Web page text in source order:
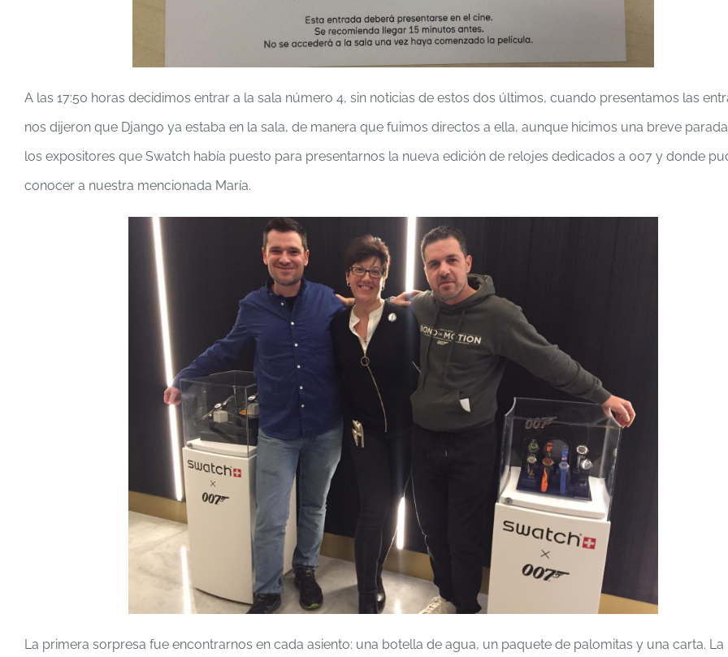
A las 17:50 horas decidimos entrar a la sala número 4, sin noticias de estos dos últimos, cuando presentamos las
nos dijeron que Django ya estaba en la sala, de manera que fuimos directos a ella, aunque hicimos una breve
los expositores que Swatch había puesto para presentarnos la nueva edición de relojes dedicados a 007 y donde
conocer a nuestra mencionada María.
La primera sorpresa fue encontrarnos en cada asiento: una botella de agua, un paquete de palomitas y una carta. La